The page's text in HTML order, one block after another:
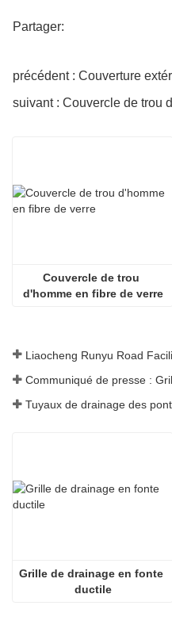
Partager:
Couvercle de trou
d'homme en fibre de verre
Grille de drainage en fonte
ductile